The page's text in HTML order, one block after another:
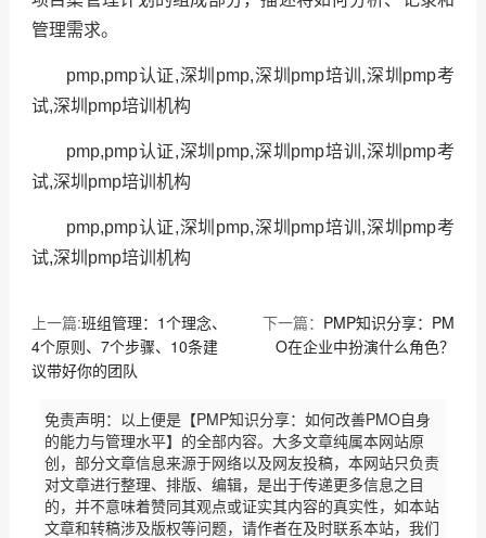
管理需求。
pmp,pmp认证,深圳pmp,深圳pmp培训,深圳pmp考
试,深圳pmp培训机构
pmp,pmp认证,深圳pmp,深圳pmp培训,深圳pmp考
试,深圳pmp培训机构
pmp,pmp认证,深圳pmp,深圳pmp培训,深圳pmp考
试,深圳pmp培训机构
上一篇:班组管理：1个理念、
4个原则、7个步骤、10条建
议带好你的团队
下一篇： PMP知识分享：PM
O在企业中扮演什么角色？
免责声明：以上便是【PMP知识分享：如何改善PMO自身
的能力与管理水平】的全部内容。大多文章纯属本网站原
创，部分文章信息来源于网络以及网友投稿，本网站只负责
对文章进行整理、排版、编辑，是出于传递更多信息之目
的，并不意味着赞同其观点或证实其内容的真实性，如本站
文章和转稿涉及版权等问题，请作者在及时联系本站，我们